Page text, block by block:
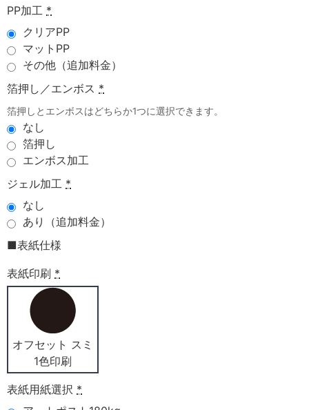
PP加工 *
クリアPP
マットPP
その他（追加料金）
箔押し／エンボス *
箔押しとエンボスはどちらか1つに選択できます。
なし
箔押し
エンボス加工
ジェル加工 *
なし
あり（追加料金）
■表紙仕様
表紙印刷 *
オフセット スミ
1色印刷
表紙用紙選択 *